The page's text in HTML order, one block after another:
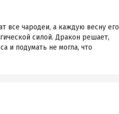
все чародеи, а каждую весну его
силой. Дракон решает,
и подумать не могла, что